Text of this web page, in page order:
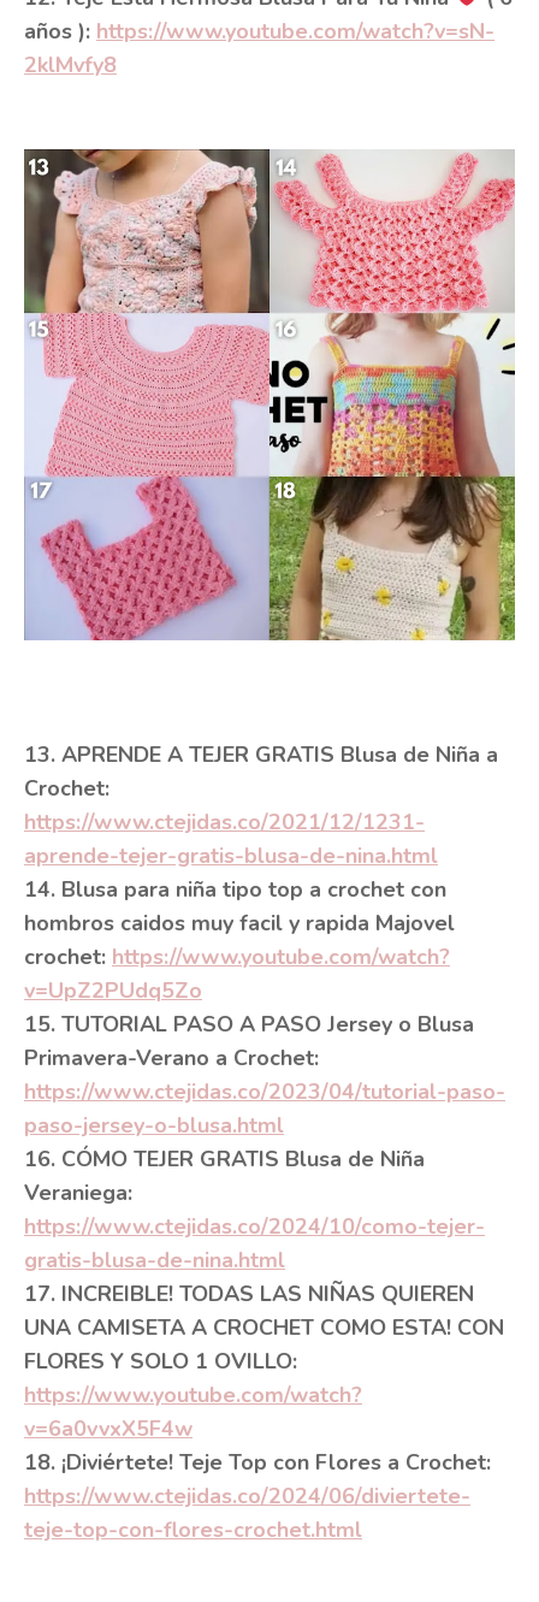
años ): https://www.youtube.com/watch?v=sN-
2klMvfy8
13. APRENDE A TEJER GRATIS Blusa de Niña a
Crochet:
https://www.ctejidas.co/2021/12/1231-
aprende-tejer-gratis-blusa-de-nina.html
14. Blusa para niña tipo top a crochet con
hombros caidos muy facil y rapida Majovel
crochet: https://www.youtube.com/watch?
v=UpZ2PUdq5Zo
15. TUTORIAL PASO A PASO Jersey o Blusa
Primavera-Verano a Crochet:
https://www.ctejidas.co/2023/04/tutorial-paso-
paso-jersey-o-blusa.html
16. CÓMO TEJER GRATIS Blusa de Niña
Veraniega:
https://www.ctejidas.co/2024/10/como-tejer-
gratis-blusa-de-nina.html
17. INCREIBLE! TODAS LAS NIÑAS QUIEREN
UNA CAMISETA A CROCHET COMO ESTA! CON
FLORES Y SOLO 1 OVILLO:
https://www.youtube.com/watch?
v=6a0vvxX5F4w
18. ¡Diviértete! Teje Top con Flores a Crochet:
https://www.ctejidas.co/2024/06/diviertete-
teje-top-con-flores-crochet.html